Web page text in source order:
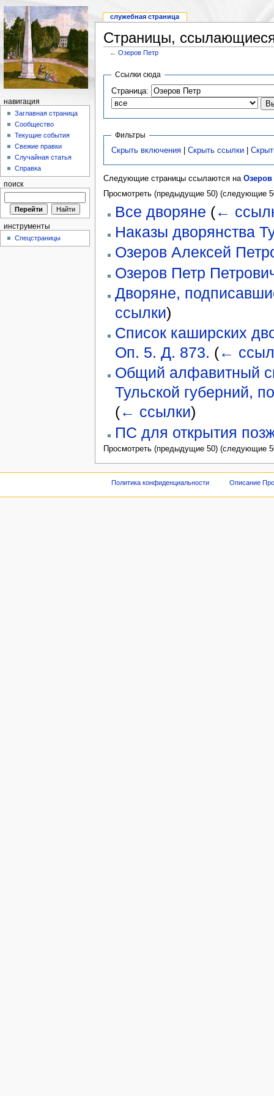
Страницы,
←Озеров Петр
Ссылки сюда
Страница:
Фильтры
Скрыть включения |Скрыть ссылки |
Следующие страницы ссылаются на Озеров
Просмотреть (предыдущие 50) (следующие
Все дворяне (←
Наказы дворянства
Озеров Алексей
Озеров Петр
Дворяне,
ссылки)
Список каширских
Оп. 5. Д. 873. (←
Общий алфавитный
Тульской губерний,
(← ссылки)
ПС для открытия
Просмотреть (предыдущие 50) (следующие
служебная страница
навигация
Заглавная страница
Сообщество
Текущие события
Свежие правки
Случайная статья
Справка
поиск
инструменты
Спецстраницы
Политика конфиденциальности Описание